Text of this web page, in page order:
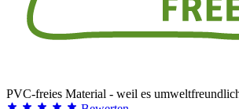
PVC-freies Material - weil es